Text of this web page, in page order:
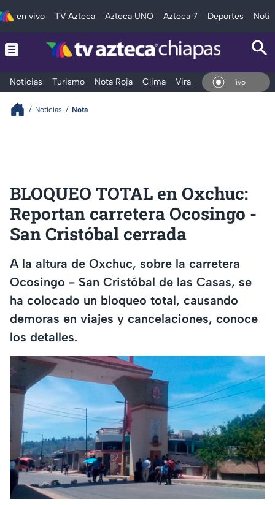
en vivo TV Azteca Azteca UNO Azteca 7 Deportes
Noticias Turismo Nota Roja Clima Viral y Tendencia
En Vivo
Noticias Nota
BLOQUEO TOTAL en Oxchuc:
Reportan carretera Ocosingo -
San Cristóbal cerrada
A la altura de Oxchuc, sobre la carretera
Ocosingo - San Cristóbal de las Casas, se
ha colocado un bloqueo total, causando
demoras en viajes y cancelaciones, conoce
los detalles.